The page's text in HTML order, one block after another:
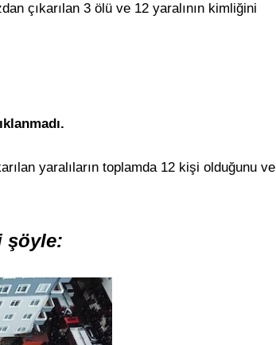
çıkarılan 3 ölü ve 12 yaralının kimliğini
yaralıların toplamda 12 kişi olduğunu ve
şöyle: